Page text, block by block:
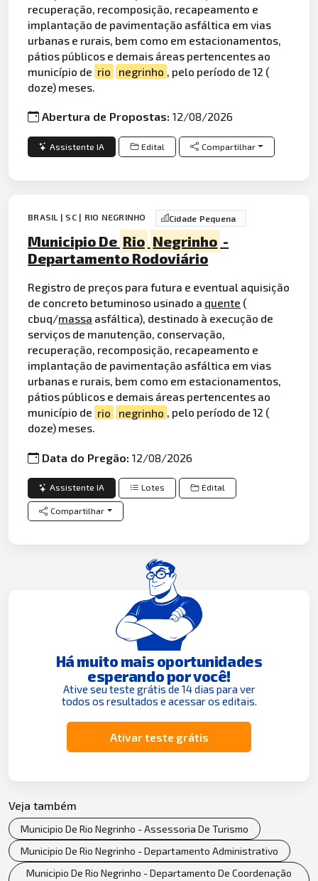
recuperação, recomposição, recapeamento e
implantação de pavimentação asfáltica em vias
urbanas e rurais, bem como em estacionamentos,
pátios públicos e demais áreas pertencentes ao
município de rio negrinho , pelo período de 12 (
doze) meses.
Abertura de Propostas:12/08/2026
Assistente IA Edital Compartilhar
BRASIL | SC | RIO NEGRINHO Cidade Pequena
Municipio De Rio Negrinho -
Departamento Rodoviário
Registro de preços para futura e eventual aquisição
de concreto betuminoso usinado a quente (
cbuq/massa asfáltica), destinado à execução de
serviços de manutenção, conservação,
recuperação, recomposição, recapeamento e
implantação de pavimentação asfáltica em vias
urbanas e rurais, bem como em estacionamentos,
pátios públicos e demais áreas pertencentes ao
município de rio negrinho , pelo período de 12 (
doze) meses.
Data do Pregão:12/08/2026
Assistente IA Lotes Edital
Compartilhar
Há muito mais oportunidades
esperando por você!
Ative seu teste grátis de 14 dias para ver
todos os resultados e acessar os editais.
Ativar teste grátis
Veja também
Municipio De Rio Negrinho - Assessoria De Turismo
Municipio De Rio Negrinho - Departamento Administrativo
Municipio De Rio Negrinho - Departamento De Coordenação